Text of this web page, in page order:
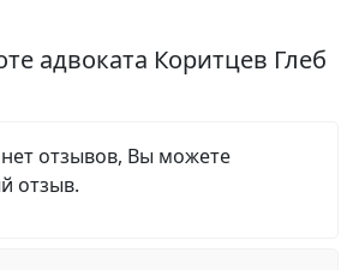
адвоката Коритцев Глеб
отзывов, Вы можете
отзыв.